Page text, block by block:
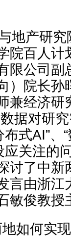
地产研
院百人计
限公司副
）院长孙
兼经济研
据对研
式AI”、
应关注的
讨了中新
言由浙江
敏俊教授
如何实